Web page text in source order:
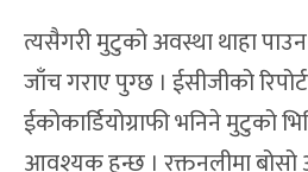
त्यसैगरी मुटुको अवस्था थाहा
जाँच गराए पुग्छ । ईसीजीको
ईकोकार्डियोग्राफी भनिने मुटुको
आवश्यक हुन्छ । रक्तनलीमा बोसो